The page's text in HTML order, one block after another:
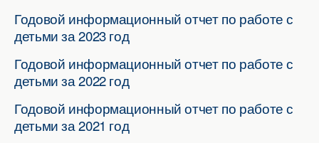
Годовой информационный отчет по работе с
детьми за 2023 год
Годовой информационный отчет по работе с
детьми за 2022 год
Годовой информационный отчет по работе с
детьми за 2021 год